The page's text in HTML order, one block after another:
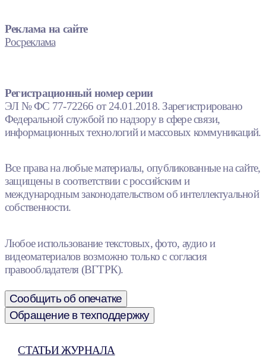
Реклама на сайте
Росреклама
Регистрационный номер серии
ЭЛ № ФС 77-72266 от 24.01.2018. Зарегистрировано
Федеральной службой по надзору в сфере связи,
информационных технологий и массовых коммуникаций.
Все права на любые материалы, опубликованные на сайте,
защищены в соответствии с российским и
международным законодательством об интеллектуальной
собственности.
Любое использование текстовых, фото, аудио и
видеоматериалов возможно только с согласия
правообладателя (ВГТРК).
Сообщить об опечатке
Обращение в техподдержку
СТАТЬИ ЖУРНАЛА